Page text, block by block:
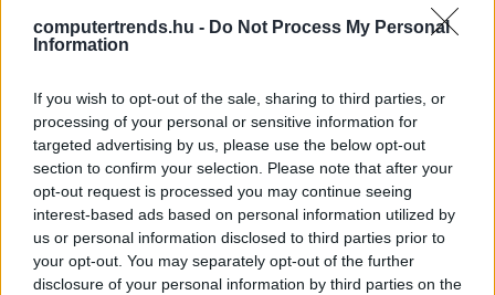
computertrends.hu - Do Not Process My Personal
Information
If you wish to opt-out of the sale, sharing to third parties, or
processing of your personal or sensitive information for
targeted advertising by us, please use the below opt-out
section to confirm your selection. Please note that after your
opt-out request is processed you may continue seeing
interest-based ads based on personal information utilized by
us or personal information disclosed to third parties prior to
your opt-out. You may separately opt-out of the further
disclosure of your personal information by third parties on the
mobileszközökre fejlesztett alkalmazásait vásárolhatják
meg, az iTunes Store-ban kínált zenékhez a tisztázatlan
férhetnek hozzá.
Ez a cseppet sem "édeni" állapot azonban hamarosan
megváltozhat. Miután az EU tavaly nyáron felszólította
az Apple-t és a kiadókat, hogy vessenek véget az egyes
tagállamok felhasználóit diszkrimináló üzleti
gyakorlatnak,Steve Jobs
bejelentette, ha rajtuk múlik,
már az idén elérhetővé teszik az iTunes store kínálatát